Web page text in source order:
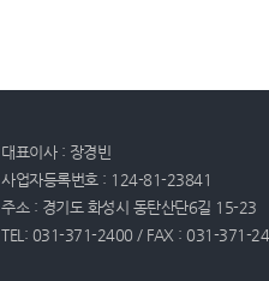
대표이사 : 장경빈
사업자등록번호 : 124-81-23841
주소 : 경기도 화성시 동탄산단6길 15-23
TEL: 031-371-2400 / FAX : 031-371-